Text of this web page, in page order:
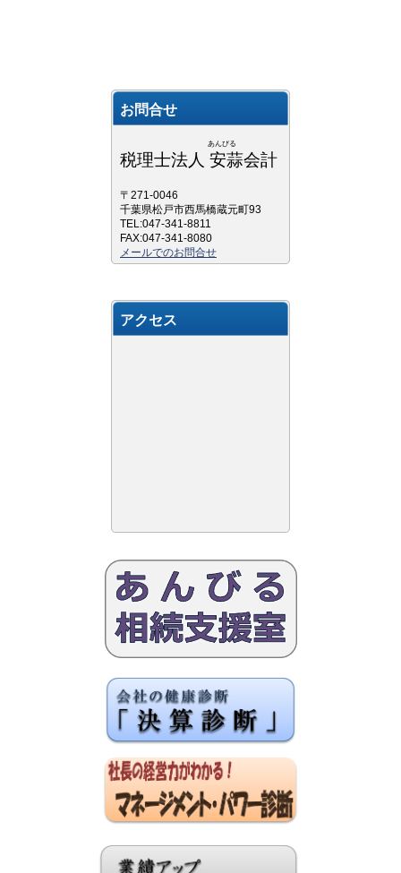
お問合せ
あんびる
税理士法人 安蒜会計
〒271-0046
千葉県松戸市西馬橋蔵元町93
TEL:047-341-8811
FAX:047-341-8080
メールでのお問合せ
アクセス